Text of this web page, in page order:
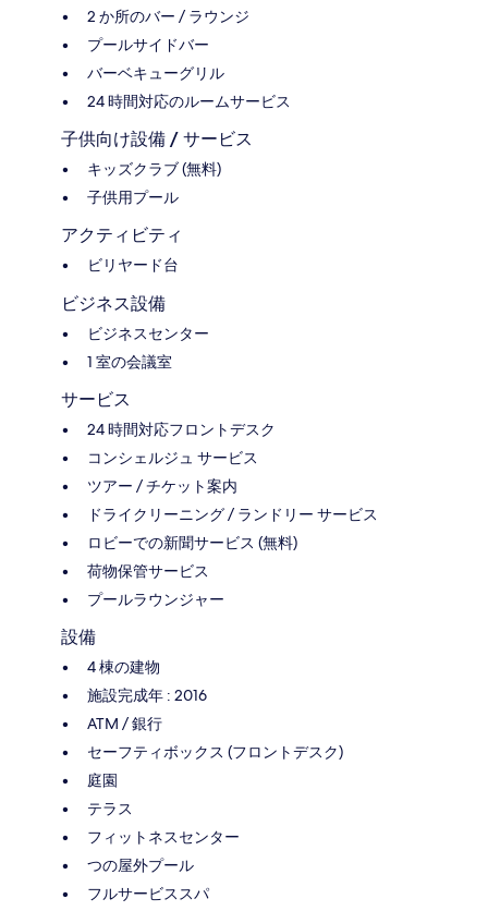
2 か所のバー / ラウンジ
プールサイドバー
バーベキューグリル
24 時間対応のルームサービス
子供向け設備 / サービス
キッズクラブ (無料)
子供用プール
アクティビティ
ビリヤード台
ビジネス設備
ビジネスセンター
1 室の会議室
サービス
24 時間対応フロントデスク
コンシェルジュ サービス
ツアー / チケット案内
ドライクリーニング / ランドリー サービス
ロビーでの新聞サービス (無料)
荷物保管サービス
プールラウンジャー
設備
4 棟の建物
施設完成年 : 2016
ATM / 銀行
セーフティボックス (フロントデスク)
庭園
テラス
フィットネスセンター
つの屋外プール
フルサービススパ